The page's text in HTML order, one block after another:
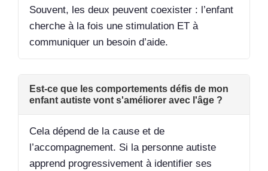
Souvent, les deux peuvent coexister : l’enfant
cherche à la fois une stimulation ET à
communiquer un besoin d’aide.
Est-ce que les comportements défis de mon
enfant autiste vont s'améliorer avec l'âge ?
Cela dépend de la cause et de
l’accompagnement. Si la personne autiste
apprend progressivement à identifier ses